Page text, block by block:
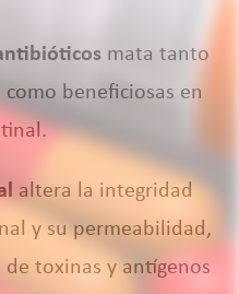
mata tanto
beneficiosas en
altera la integridad
y su permeabilidad,
toxinas y antígenos